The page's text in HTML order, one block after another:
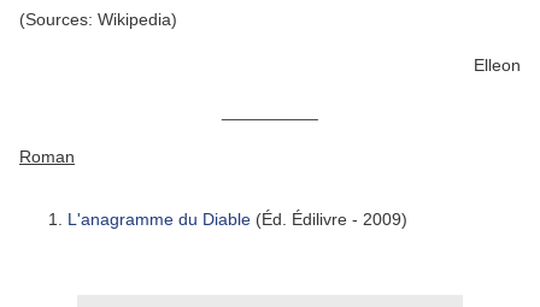
(Sources: Wikipedia)
Elleon
Roman
L'anagramme du Diable (Éd. Édilivre - 2009)